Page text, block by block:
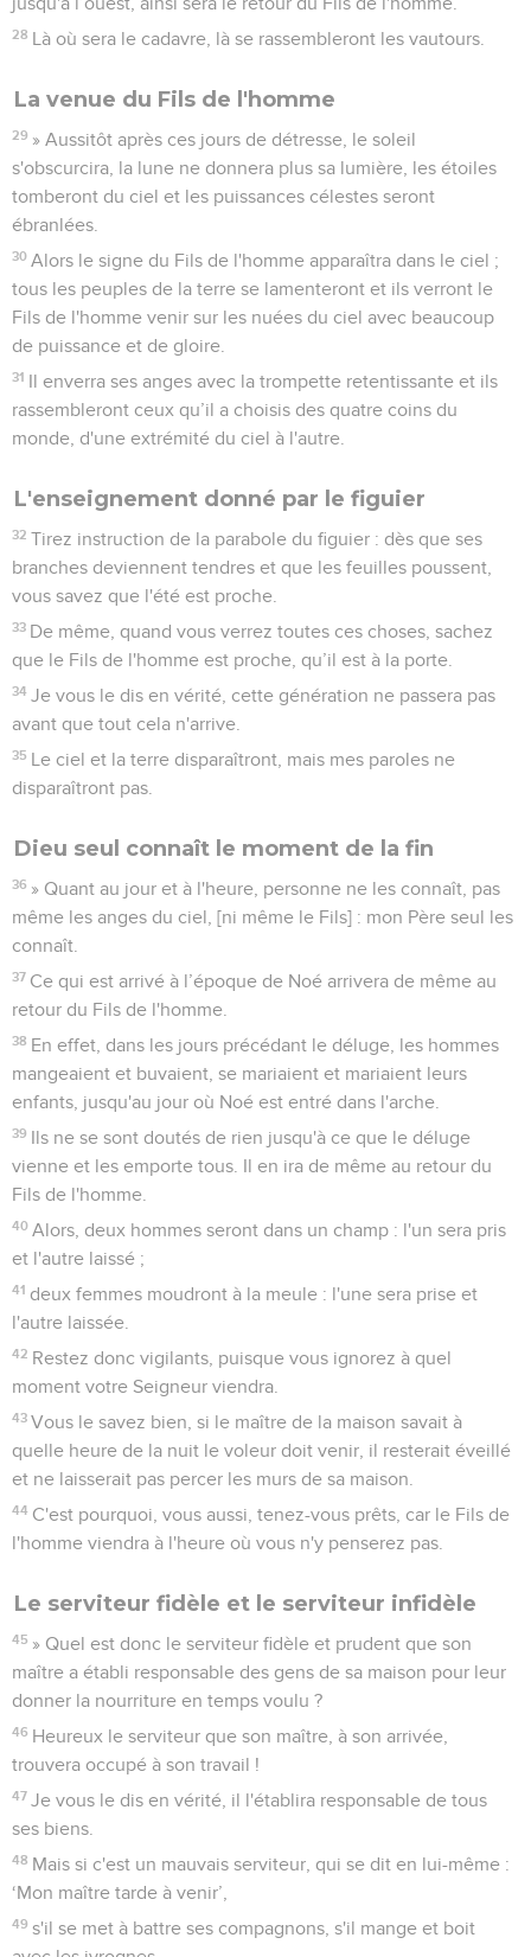
28 Là où sera le cadavre, là se rassembleront les vautours.
La venue du Fils de l'homme
29 » Aussitôt après ces jours de détresse, le soleil
s'obscurcira, la lune ne donnera plus sa lumière, les étoiles
tomberont du ciel et les puissances célestes seront
ébranlées.
30 Alors le signe du Fils de l'homme apparaîtra dans le ciel ;
tous les peuples de la terre se lamenteront et ils verront le
Fils de l'homme venir sur les nuées du ciel avec beaucoup
de puissance et de gloire.
31 Il enverra ses anges avec la trompette retentissante et ils
rassembleront ceux qu’il a choisis des quatre coins du
monde, d'une extrémité du ciel à l'autre.
L'enseignement donné par le figuier
32 Tirez instruction de la parabole du figuier : dès que ses
branches deviennent tendres et que les feuilles poussent,
vous savez que l'été est proche.
33 De même, quand vous verrez toutes ces choses, sachez
que le Fils de l'homme est proche, qu’il est à la porte.
34 Je vous le dis en vérité, cette génération ne passera pas
avant que tout cela n'arrive.
35 Le ciel et la terre disparaîtront, mais mes paroles ne
disparaîtront pas.
Dieu seul connaît le moment de la fin
36 » Quant au jour et à l'heure, personne ne les connaît, pas
même les anges du ciel, [ni même le Fils] : mon Père seul les
connaît.
37 Ce qui est arrivé à l’époque de Noé arrivera de même au
retour du Fils de l'homme.
38 En effet, dans les jours précédant le déluge, les hommes
mangeaient et buvaient, se mariaient et mariaient leurs
enfants, jusqu'au jour où Noé est entré dans l'arche.
39 Ils ne se sont doutés de rien jusqu'à ce que le déluge
vienne et les emporte tous. Il en ira de même au retour du
Fils de l'homme.
40 Alors, deux hommes seront dans un champ : l'un sera pris
et l'autre laissé ;
41 deux femmes moudront à la meule : l'une sera prise et
l'autre laissée.
42 Restez donc vigilants, puisque vous ignorez à quel
moment votre Seigneur viendra.
43 Vous le savez bien, si le maître de la maison savait à
quelle heure de la nuit le voleur doit venir, il resterait éveillé
et ne laisserait pas percer les murs de sa maison.
44 C'est pourquoi, vous aussi, tenez-vous prêts, car le Fils de
l'homme viendra à l'heure où vous n'y penserez pas.
Le serviteur fidèle et le serviteur infidèle
45 » Quel est donc le serviteur fidèle et prudent que son
maître a établi responsable des gens de sa maison pour leur
donner la nourriture en temps voulu ?
46 Heureux le serviteur que son maître, à son arrivée,
trouvera occupé à son travail !
47 Je vous le dis en vérité, il l'établira responsable de tous
ses biens.
48 Mais si c'est un mauvais serviteur, qui se dit en lui-même :
‘Mon maître tarde à venir’,
49 s'il se met à battre ses compagnons, s'il mange et boit